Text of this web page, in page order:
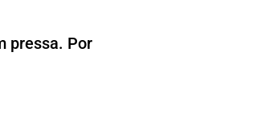
pressa. Por